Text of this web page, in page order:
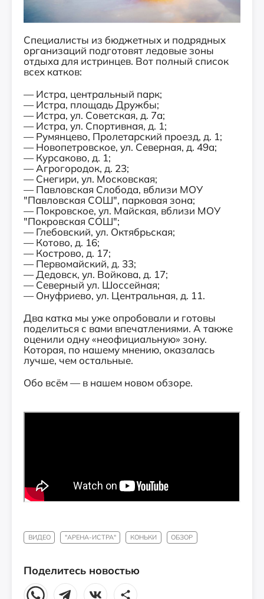
Специалисты из бюджетных и подрядных
организаций подготовят ледовые зоны
отдыха для истринцев. Вот полный список
всех катков:
— Истра, центральный парк;
— Истра, площадь Дружбы;
— Истра, ул. Советская, д. 7а;
— Истра, ул. Спортивная, д. 1;
— Румянцево, Пролетарский проезд, д. 1;
— Новопетровское, ул. Северная, д. 49а;
— Курсаково, д. 1;
— Агрогородок, д. 23;
— Снегири, ул. Московская;
— Павловская Слобода, вблизи МОУ
"Павловская СОШ", парковая зона;
— Покровское, ул. Майская, вблизи МОУ
"Покровская СОШ";
— Глебовский, ул. Октябрьская;
— Котово, д. 16;
— Кострово, д. 17;
— Первомайский, д. 33;
— Дедовск, ул. Войкова, д. 17;
— Северный ул. Шоссейная;
— Онуфриево, ул. Центральная, д. 11.
Два катка мы уже опробовали и готовы
поделиться с вами впечатлениями. А также
оценили одну «неофициальную» зону.
Которая, по нашему мнению, оказалась
лучше, чем остальные.
Обо всём — в нашем новом обзоре.
ВИДЕО "АРЕНА-ИСТРА" КОНЬКИ ОБЗОР
Поделитесь новостью